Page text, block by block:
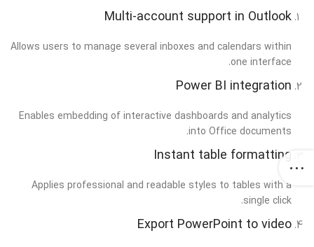
Multi-account support in Outlook
Allows users to manage several inboxes and calendars within
one interface.
Power BI integration
Enables embedding of interactive dashboards and analytics
into Office documents.
Instant table formatting
Applies professional and readable styles to tables with a
single click.
Export PowerPoint to video